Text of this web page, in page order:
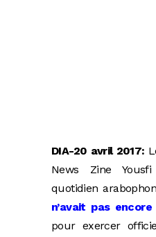
DIA-20 avril 2017:
News Zine
quotidien
n’avait pas
pour exercer